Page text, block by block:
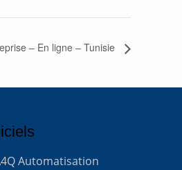
– En ligne – Tunisie
Automatisation